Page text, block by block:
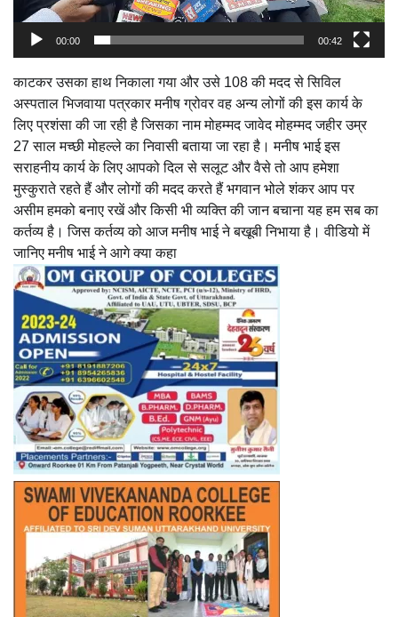
00:00 00:42
काटकर उसका हाथ निकाला गया और उसे 108 की मदद से सिविल
अस्पताल भिजवाया पत्रकार मनीष ग्रोवर वह अन्य लोगों की इस कार्य के
लिए प्रशंसा की जा रही है जिसका नाम मोहम्मद जावेद मोहम्मद जहीर उम्र
27 साल मच्छी मोहल्ले का निवासी बताया जा रहा है। मनीष भाई इस
सराहनीय कार्य के लिए आपको दिल से सलूट और वैसे तो आप हमेशा
मुस्कुराते रहते हैं और लोगों की मदद करते हैं भगवान भोले शंकर आप पर
असीम हमको बनाए रखें और किसी भी व्यक्ति की जान बचाना यह हम सब का
कर्तव्य है। जिस कर्तव्य को आज मनीष भाई ने बखूबी निभाया है। वीडियो में
जानिए मनीष भाई ने आगे क्या कहा